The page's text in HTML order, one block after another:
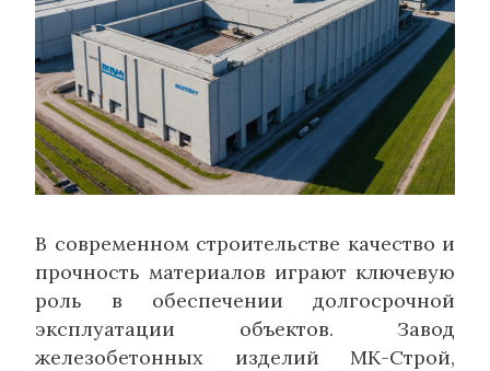
В современном строительстве качество и
прочность материалов играют ключевую
роль в обеспечении долгосрочной
эксплуатации объектов. Завод
железобетонных изделий МК-Строй,